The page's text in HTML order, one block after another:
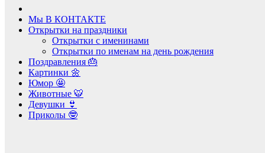
Мы В КОНТАКТЕ
Открытки на праздники
Открытки с именинами
Открытки по именам на день рождения
Поздравления 🎂
Картинки 🌼
Юмор 🤩
Животные 🐯
Девушки 👙
Приколы 🤓